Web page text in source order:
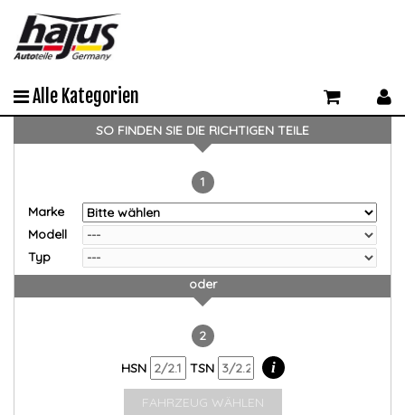
Alle Kategorien
SO FINDEN SIE DIE RICHTIGEN TEILE
1
Marke
Modell
Typ
oder
2
HSN
TSN i
FAHRZEUG WÄHLEN